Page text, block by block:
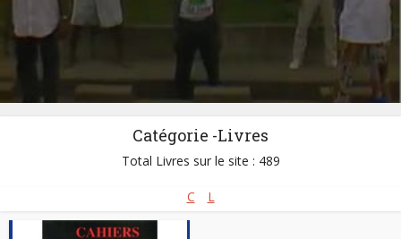
Catégorie -Livres
Total Livres sur le site : 489
C L